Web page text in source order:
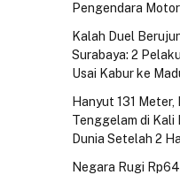
Pengendara
Kalah Duel
Surabaya: 2
Usai Kabur ke
Hanyut 131
Tenggelam di Kali
Dunia Setelah 2
Negara Rugi